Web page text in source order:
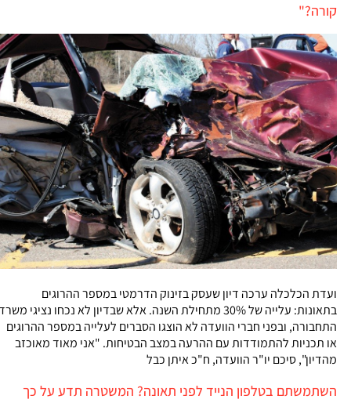
קורה?"
ועדת הכלכלה ערכה דיון שעסק בזינוק הדרמטי במספר ההרוגים
בתאונות: עלייה של 30% מתחילת השנה. אלא שבדיון לא נכחו נציגי משרד
התחבורה, ובפני חברי הוועדה לא הוצגו הסברים לעלייה במספר ההרוגים
או תכניות להתמודדות עם ההרעה במצב הבטיחות. "אני מאוד מאוכזב
מהדיון", סיכם יו"ר הוועדה, ח"כ איתן כבל
השתמשתם בטלפון הנייד לפני תאונה? המשטרה תדע על כך